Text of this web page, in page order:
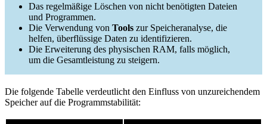
Das regelmäßige Löschen von nicht benötigten Dateien
und Programmen.
Die Verwendung von Tools zur Speicheranalyse, die
helfen, überflüssige Daten zu identifizieren.
Die Erweiterung des physischen RAM, falls möglich,
um die Gesamtleistung zu steigern.
Die folgende Tabelle verdeutlicht den Einfluss von unzureichendem
Speicher auf die Programmstabilität: